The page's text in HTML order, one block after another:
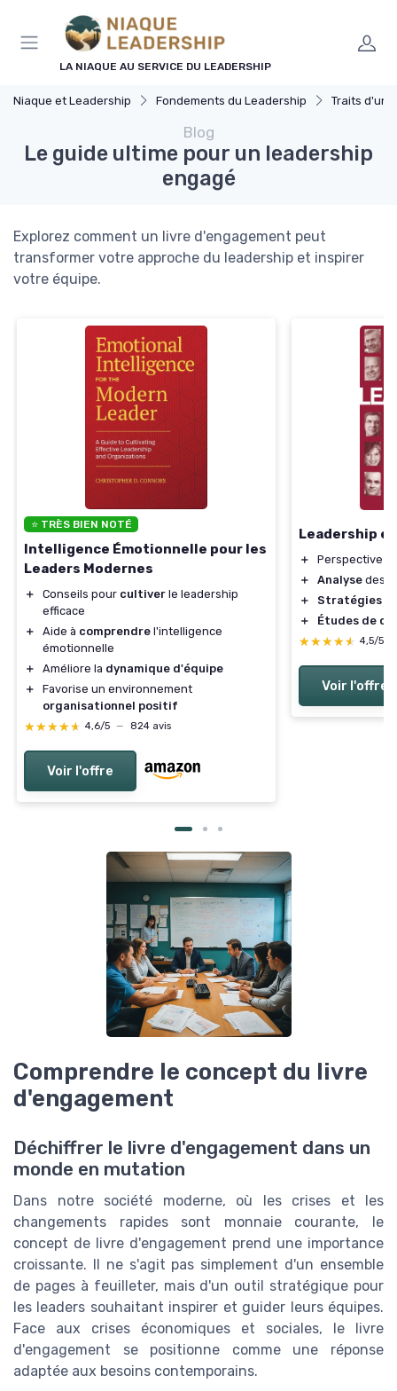
LA NIAQUE AU SERVICE DU LEADERSHIP
Niaque et Leadership Fondements du Leadership Traits d'un
Blog
Le guide ultime pour un leadership
engagé
Explorez comment un livre d'engagement peut
transformer votre approche du leadership et inspirer
votre équipe.
⭐ TRÈS BIEN NOTÉ
Intelligence Émotionnelle pour les
Leaders Modernes
＋ Conseils pour cultiver le leadership
efficace
＋
Aide à comprendre l'intelligence
émotionnelle
＋
Améliore la dynamique d'équipe
＋
Favorise un environnement
organisationnel positif
★★★★★
★★★★★ 4,6/5 — 824 avis
Voir l'offre
Leadership
＋ Perspective
＋
Analyse des
＋
Stratégies
＋
Études de
★★★★★
★★★★★ 4,5/5
Voir l'offre
Comprendre le concept du livre
d'engagement
Déchiffrer le livre d'engagement dans un
monde en mutation
Dans notre société moderne, où les crises et les
changements rapides sont monnaie courante, le
concept de livre d'engagement prend une importance
croissante. Il ne s'agit pas simplement d'un ensemble
de pages à feuilleter, mais d'un outil stratégique pour
les leaders souhaitant inspirer et guider leurs équipes.
Face aux crises économiques et sociales, le livre
d'engagement se positionne comme une réponse
adaptée aux besoins contemporains.